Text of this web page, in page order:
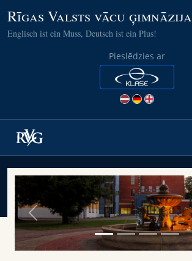
Rīgas Valsts vācu ģimnāzija
Englisch ist ein Muss, Deutsch ist ein Plus!
Pieslēdzies ar
Previous